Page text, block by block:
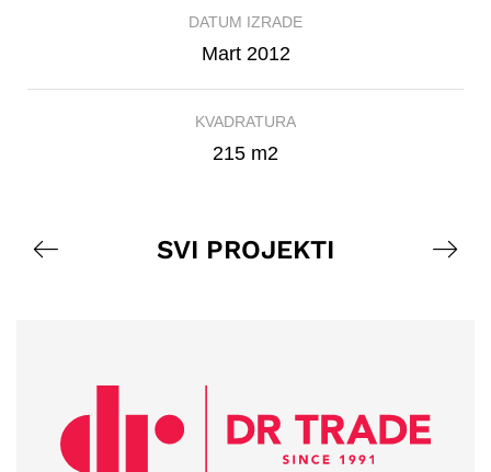
DATUM IZRADE
Mart 2012
KVADRATURA
215 m2
SVI PROJEKTI